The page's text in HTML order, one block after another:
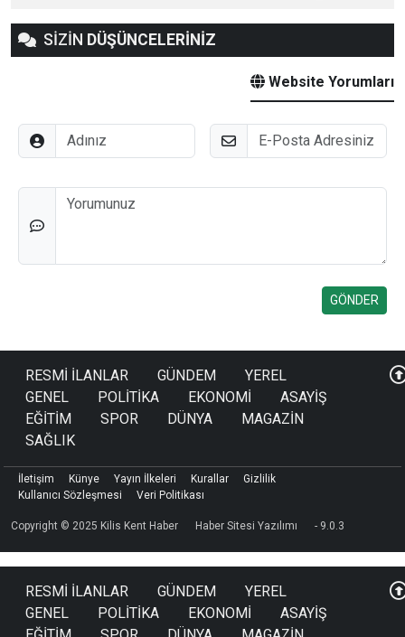
SİZİN DÜŞÜNCELERİNİZ
Website Yorumları
Adınız E-Posta
Düşünceleriniz
RESMİ İLANLAR GÜNDEM
YEREL
GENEL
POLİTİKA EKONOMİ
ASAYİŞ
EĞİTİM
SPOR DÜNYA
MAGAZİN
SAĞLIK
Copyright © 2025 Kilis Kent Haber Haber Sitesi Yazılımı - 9.0.3
İletişim Künye Yayın İlkeleri Kurallar
Gizlilik
Kullanıcı Sözleşmesi
Veri Politikası
RESMİ İLANLAR GÜNDEM
YEREL
GENEL
POLİTİKA EKONOMİ
ASAYİŞ